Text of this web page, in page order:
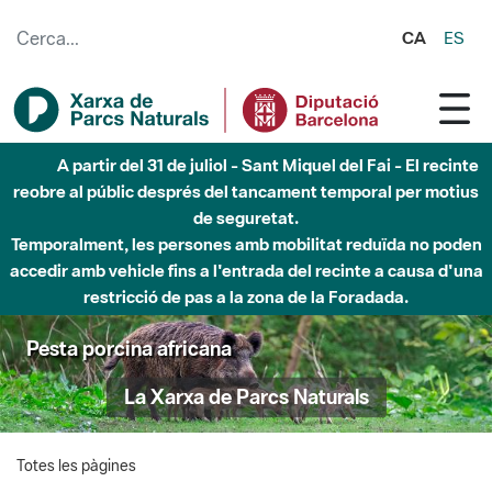
CA ES
A partir del 31 de juliol - Sant Miquel del Fai - El recinte
reobre al públic després del tancament temporal per motius
de seguretat.
Temporalment, les persones amb mobilitat reduïda no poden
accedir amb vehicle fins a l'entrada del recinte a causa d'una
restricció de pas a la zona de la Foradada.
Pesta porcina africana
La Xarxa de Parcs Naturals
Totes les pàgines